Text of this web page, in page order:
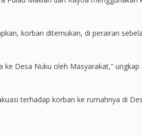
korban ditemukan, di perairan
Desa Nuku oleh Masyarakat,”
terhadap korban ke rumahnya di